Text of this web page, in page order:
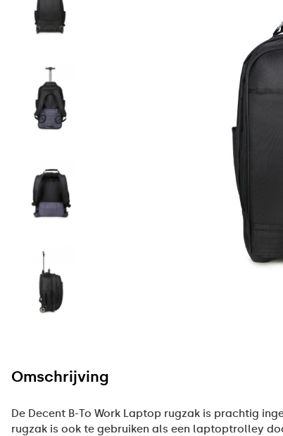
Omschrijving
De Decent B-To Work Laptop rugzak is prachtig
rugzak is ook te gebruiken als een laptoptrolley